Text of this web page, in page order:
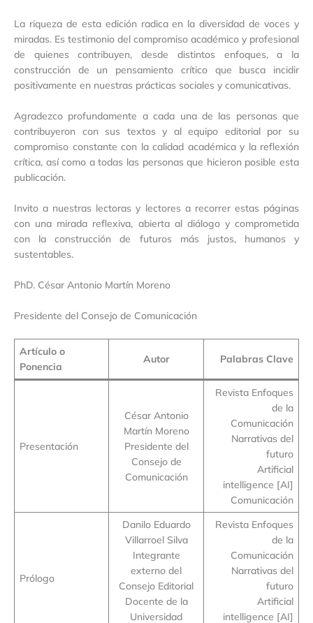
La riqueza de esta edición radica en la diversidad de voces y
miradas. Es testimonio del compromiso académico y profesional
de quienes contribuyen, desde distintos enfoques, a la
construcción de un pensamiento crítico que busca incidir
positivamente en nuestras prácticas sociales y comunicativas.
Agradezco profundamente a cada una de las personas que
contribuyeron con sus textos y al equipo editorial por su
compromiso constante con la calidad académica y la reflexión
crítica, así como a todas las personas que hicieron posible esta
publicación.
Invito a nuestras lectoras y lectores a recorrer estas páginas
con una mirada reflexiva, abierta al diálogo y comprometida
con la construcción de futuros más justos, humanos y
sustentables.
PhD. César Antonio Martín Moreno
Presidente del Consejo de Comunicación
Artículo o
Ponencia
Autor Palabras Clave
Presentación
César Antonio
Martín Moreno
Presidente del
Consejo de
Comunicación
Revista Enfoques
de la
Comunicación
Narrativas del
futuro
Artificial
intelligence [AI]
Comunicación
Prólogo
Danilo Eduardo
Villarroel Silva
Integrante
externo del
Consejo Editorial
Docente de la
Universidad
Revista Enfoques
de la
Comunicación
Narrativas del
futuro
Artificial
intelligence [AI]